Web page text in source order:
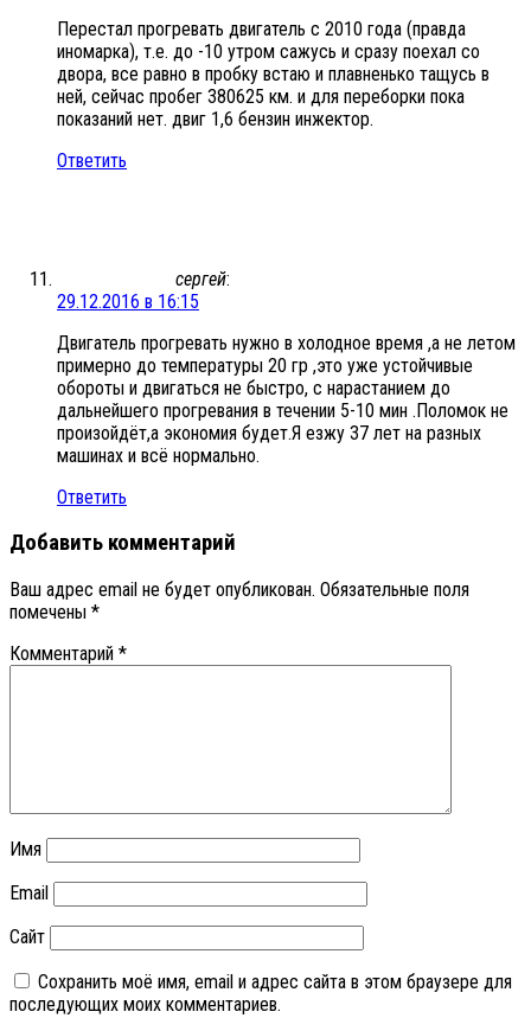
Перестал прогревать двигатель с 2010 года (правда
иномарка), т.е. до -10 утром сажусь и сразу поехал со
двора, все равно в пробку встаю и плавненько тащусь в
ней, сейчас пробег 380625 км. и для переборки пока
показаний нет. двиг 1,6 бензин инжектор.
Ответить
сергей:
29.12.2016 в 16:15
Двигатель прогревать нужно в холодное время ,а не летом
примерно до температуры 20 гр ,это уже устойчивые
обороты и двигаться не быстро, с нарастанием до
дальнейшего прогревания в течении 5-10 мин .Поломок не
произойдёт,а экономия будет.Я езжу 37 лет на разных
машинах и всё нормально.
Ответить
Добавить комментарий
Ваш адрес email не будет опубликован. Обязательные поля
помечены *
Комментарий *
Имя
Email
Сайт
Сохранить моё имя, email и адрес сайта в этом браузере для
последующих моих комментариев.